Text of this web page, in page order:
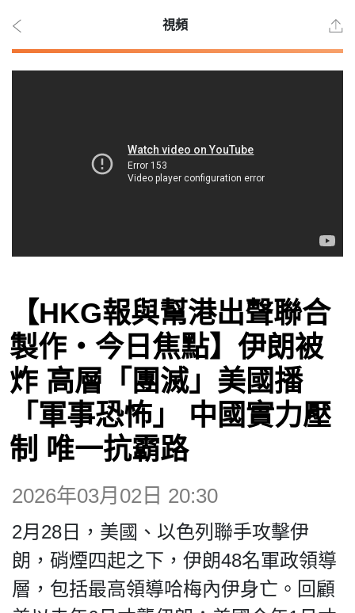
觀點
博客
投票
視頻
昔日
系列
視頻
【HKG報與幫港出聲聯合
製作‧今日焦點】伊朗被
炸 高層「團滅」美國播
「軍事恐怖」 中國實力壓
制 唯一抗霸路
2026年03月02日 20:30
2月28日，美國、以色列聯手攻擊伊
朗，硝煙四起之下，伊朗48名軍政領導
層，包括最高領導哈梅內伊身亡。回顧